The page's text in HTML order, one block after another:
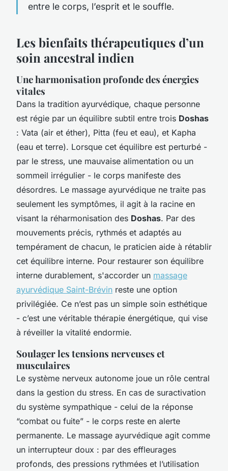
entre le corps, l’esprit et le souffle.
Les bienfaits thérapeutiques d’un
soin ancestral indien
Une harmonisation profonde des énergies
vitales
Dans la tradition ayurvédique, chaque personne
est régie par un équilibre subtil entre trois Doshas
: Vata (air et éther), Pitta (feu et eau), et Kapha
(eau et terre). Lorsque cet équilibre est perturbé -
par le stress, une mauvaise alimentation ou un
sommeil irrégulier - le corps manifeste des
désordres. Le massage ayurvédique ne traite pas
seulement les symptômes, il agit à la racine en
visant la réharmonisation des Doshas. Par des
mouvements précis, rythmés et adaptés au
tempérament de chacun, le praticien aide à rétablir
cet équilibre interne. Pour restaurer son équilibre
interne durablement, s'accorder un massage
ayurvédique Saint-Brévin reste une option
privilégiée. Ce n’est pas un simple soin esthétique
- c’est une véritable thérapie énergétique, qui vise
à réveiller la vitalité endormie.
Soulager les tensions nerveuses et
musculaires
Le système nerveux autonome joue un rôle central
dans la gestion du stress. En cas de suractivation
du système sympathique - celui de la réponse
“combat ou fuite” - le corps reste en alerte
permanente. Le massage ayurvédique agit comme
un interrupteur doux : par des effleurages
profonds, des pressions rythmées et l’utilisation